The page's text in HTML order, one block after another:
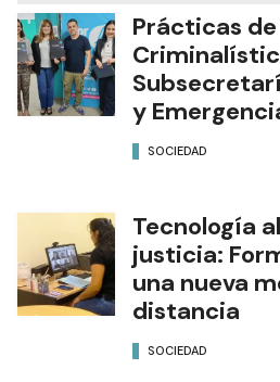
Prácticas
y
SOCIEDAD
Tecnología
justicia:
una nueva
distancia
SOCIEDAD